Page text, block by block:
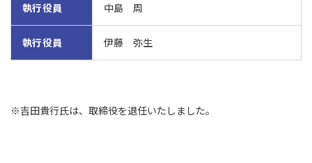
執行役員 中島 周
執行役員 伊藤 弥生
※吉田貴行氏は、取締役を退任いたしました。